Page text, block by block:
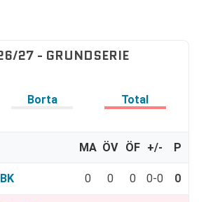
27 - GRUNDSERIE
Borta Total
MA ÖV ÖF +/- P
0 0 0 0-0 0